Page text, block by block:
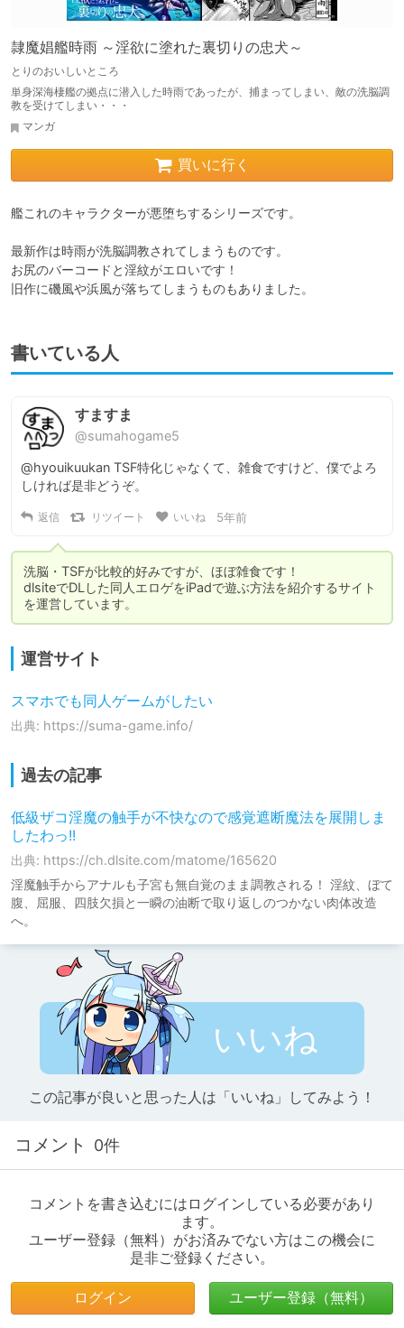
隷魔娼艦時雨 ～淫欲に塗れた裏切りの忠犬～
とりのおいしいところ
単身深海棲艦の拠点に潜入した時雨であったが、捕まってしまい、敵の洗脳調
教を受けてしまい・・・
マンガ
買いに行く
艦これのキャラクターが悪堕ちするシリーズです。
最新作は時雨が洗脳調教されてしまうものです。
お尻のバーコードと淫紋がエロいです！
旧作に磯風や浜風が落ちてしまうものもありました。
書いている人
すますま
@sumahogame5
@hyouikuukan TSF特化じゃなくて、雑食ですけど、僕でよろ
しければ是非どうぞ。
返信 リツイート いいね 5年前
洗脳・TSFが比較的好みですが、ほぼ雑食です！
dlsiteでDLした同人エロゲをiPadで遊ぶ方法を紹介するサイト
を運営しています。
運営サイト
スマホでも同人ゲームがしたい
出典: https://suma-game.info/
過去の記事
低級ザコ淫魔の触手が不快なので感覚遮断魔法を展開しま
したわっ!!
出典: https://ch.dlsite.com/matome/165620
淫魔触手からアナルも子宮も無自覚のまま調教される！ 淫紋、ぼて
腹、屈服、四肢欠損と一瞬の油断で取り返しのつかない肉体改造
へ。
いいね
この記事が良いと思った人は「いいね」してみよう！
コメント 0件
コメントを書き込むにはログインしている必要があり
ます。
ユーザー登録（無料）がお済みでない方はこの機会に
是非ご登録ください。
ログイン ユーザー登録（無料）